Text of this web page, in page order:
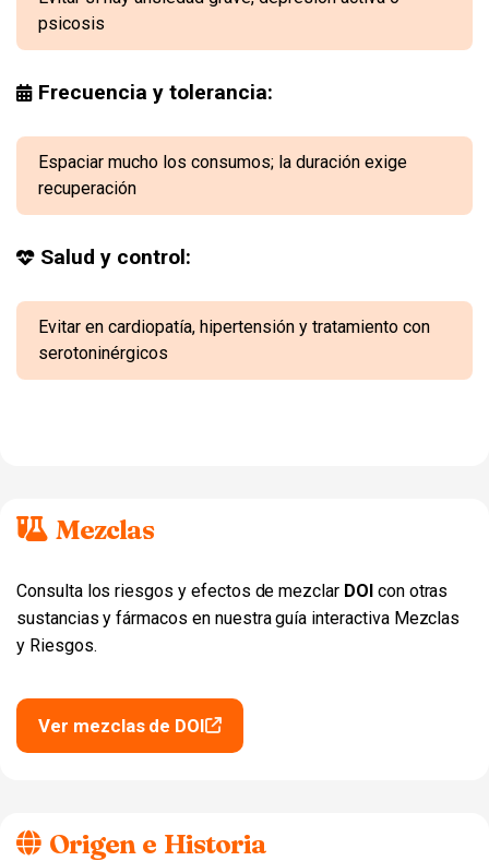
psicosis
Frecuencia y tolerancia:
Espaciar mucho los consumos; la duración exige
recuperación
Salud y control:
Evitar en cardiopatía, hipertensión y tratamiento con
serotoninérgicos
Mezclas
Consulta los riesgos y efectos de mezclar DOIcon otras
sustancias y fármacos en nuestra guía interactiva Mezclas
y Riesgos.
Ver mezclas de DOI
Origen e Historia